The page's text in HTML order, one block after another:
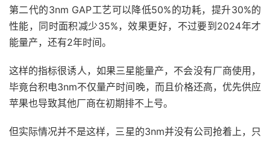
第二代的3nm GAP工艺可以降低50%的功耗，提升30%的
性能，同时面积减少35%，效果更好，不过要到2024年才
能量产，还有2年时间。
这样的指标很诱人，如果三星能量产，不会没有厂商使用，
毕竟台积电3nm不仅量产时间晚，而且价格还高，优先供应
苹果也导致其他厂商在初期排不上号。
但实际情况并不是这样，三星的3nm并没有公司抢着上，只